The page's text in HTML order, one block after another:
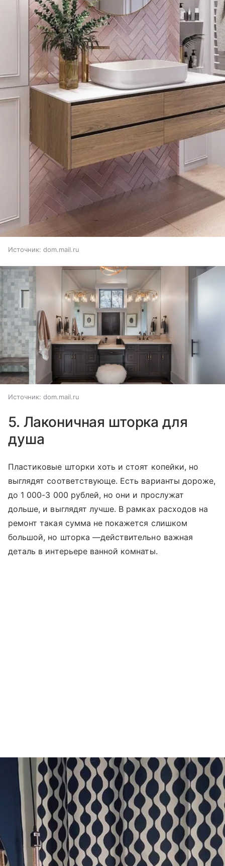
Источник: dom.mail.ru
Источник: dom.mail.ru
5. Лаконичная шторка для
душа
Пластиковые шторки хоть и стоят копейки, но
выглядят соответствующе. Есть варианты дороже,
до 1 000-3 000 рублей, но они и прослужат
дольше, и выглядят лучше. В рамках расходов на
ремонт такая сумма не покажется слишком
большой, но шторка —действительно важная
деталь в интерьере ванной комнаты.